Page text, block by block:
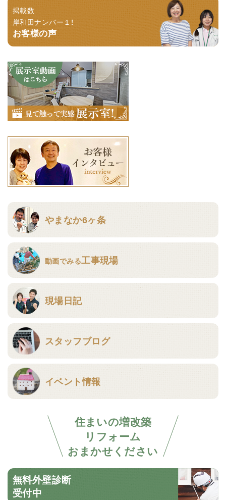
掲載数
岸和田ナンバー１！
お客様の声
やまなか6ヶ条
動画でみる工事現場
現場日記
スタッフブログ
イベント情報
住まいの増改築
リフォーム
おまかせください
無料外壁診断
受付中